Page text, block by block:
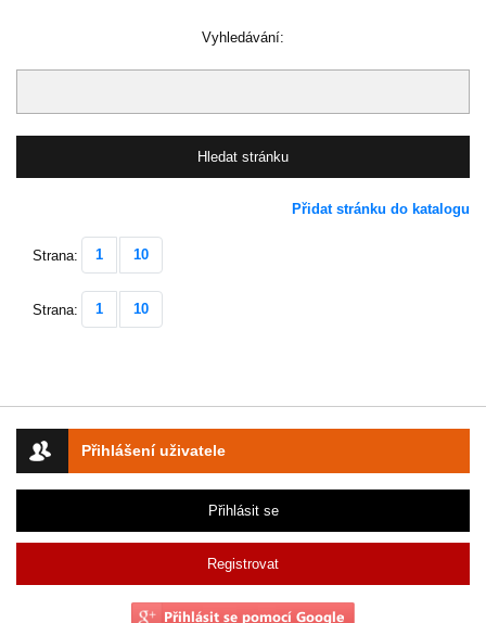
Přihlášení uživatele
Přihlásit se
Registrovat
Vyhledávání:
Přidat stránku do katalogu
Strana: 1 10
Strana: 1 10